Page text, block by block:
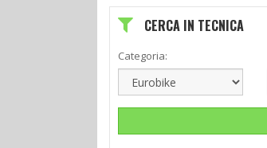
CERCA IN TECNICA
Categoria: